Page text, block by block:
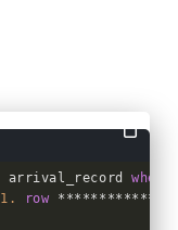
arrival_record where
1. row